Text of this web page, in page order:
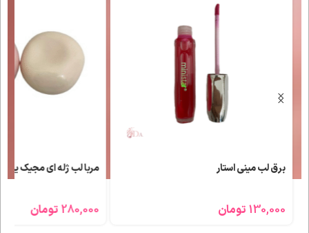
برق لب مینی استار
130,000 تومان
مربا لب ژله ای مجیک یور
280,000 تومان